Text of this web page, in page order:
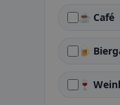
☕ Café
🍺
🍷